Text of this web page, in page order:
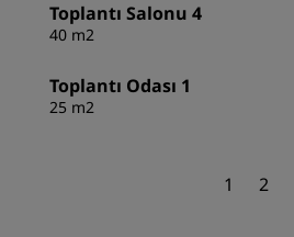
Toplantı Salonu 4
40 m2
Toplantı Odası 1
25 m2
1 2